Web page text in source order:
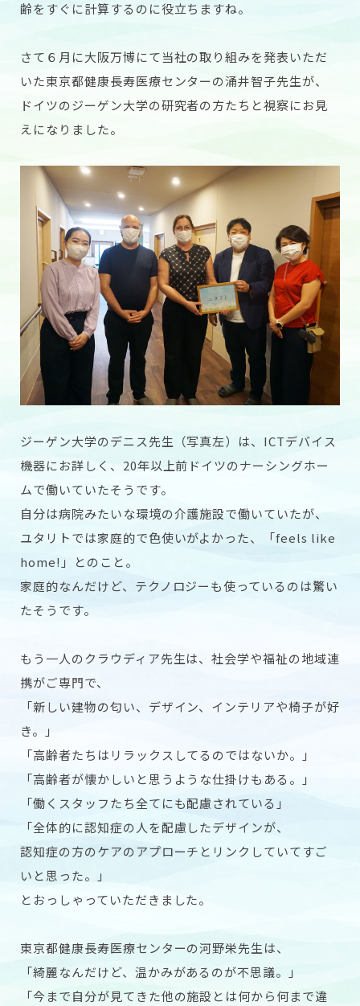
齢をすぐに計算するのに役立ちますね。
さて６月に大阪万博にて当社の取り組みを発表いただ
いた東京都健康長寿医療センターの涌井智子先生が、
ドイツのジーゲン大学の研究者の方たちと視察にお見
えになりました。
ジーゲン大学のデニス先生（写真左）は、ICTデバイス
機器にお詳しく、20年以上前ドイツのナーシングホー
ムで働いていたそうです。
自分は病院みたいな環境の介護施設で働いていたが、
ユタリトでは家庭的で色使いがよかった、「feels like
home!」とのこと。
家庭的なんだけど、テクノロジーも使っているのは驚い
たそうです。
もう一人のクラウディア先生は、社会学や福祉の地域連
携がご専門で、
「新しい建物の匂い、デザイン、インテリアや椅子が好
き。」
「高齢者たちはリラックスしてるのではないか。」
「高齢者が懐かしいと思うような仕掛けもある。」
「働くスタッフたち全てにも配慮されている」
「全体的に認知症の人を配慮したデザインが、
認知症の方のケアのアプローチとリンクしていてすご
いと思った。」
とおっしゃっていただきました。
東京都健康長寿医療センターの河野栄先生は、
「綺麗なんだけど、温かみがあるのが不思議。」
「今まで自分が見てきた他の施設とは何から何まで違